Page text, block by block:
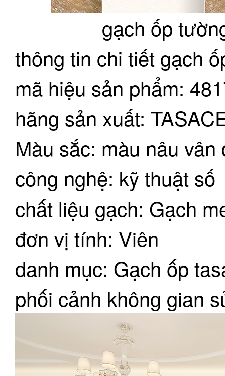
gạch ốp
thông tin chi tiết gạch
mã hiệu sản phẩm:
hãng sản xuất:
Màu sắc: màu nâu vân
công nghệ: kỹ thuật số
chất liệu gạch: Gạch
đơn vị tính: Viên
danh mục: Gạch ốp
phối cảnh không gian